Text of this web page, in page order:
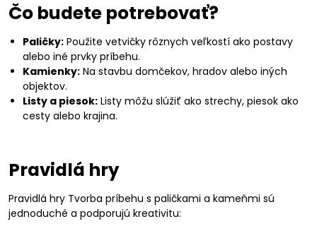
Čo budete potrebovať?
Paličky: Použite vetvičky rôznych veľkostí ako postavy
alebo iné prvky príbehu.
Kamienky: Na stavbu domčekov, hradov alebo iných
objektov.
Listy a piesok: Listy môžu slúžiť ako strechy, piesok ako
cesty alebo krajina.
Pravidlá hry
Pravidlá hry Tvorba príbehu s paličkami a kameňmi sú
jednoduché a podporujú kreativitu: